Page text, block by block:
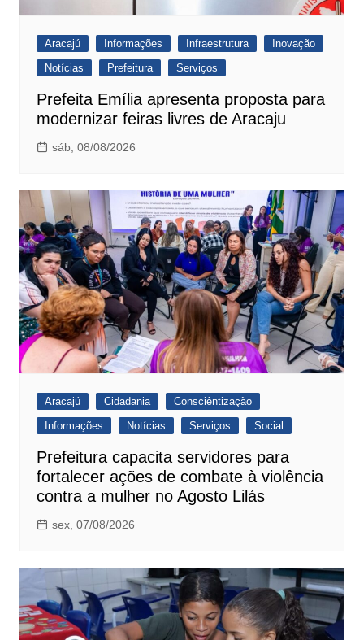
Aracajú Informações Infraestrutura
Inovação
Notícias
Prefeitura Serviços
Prefeita Emília apresenta proposta para
modernizar feiras livres de Aracaju
sáb, 08/08/2026
Aracajú Cidadania
Consciêntização
Informações
Notícias Serviços Social
Prefeitura capacita servidores para
fortalecer ações de combate à violência
contra a mulher no Agosto Lilás
sex, 07/08/2026